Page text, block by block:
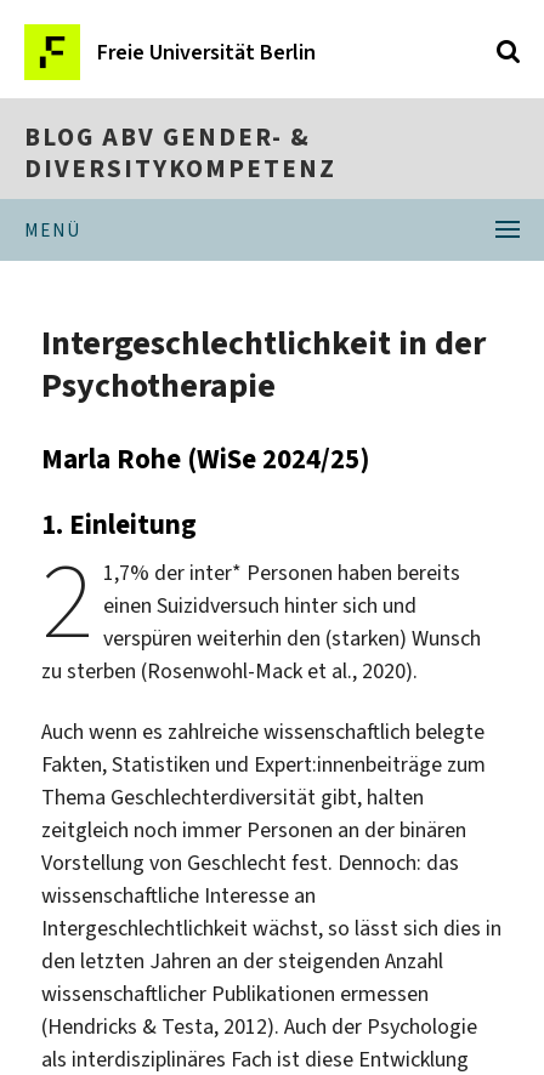
Freie Universität Berlin
BLOG ABV GENDER- &
DIVERSITYKOMPETENZ
MENÜ
Intergeschlechtlichkeit in der
Psychotherapie
Marla Rohe (WiSe 2024/25)
1. Einleitung
2 1,7% der inter* Personen haben bereits
einen Suizidversuch hinter sich und
verspüren weiterhin den (starken) Wunsch
zu sterben (Rosenwohl-Mack et al., 2020).
Auch wenn es zahlreiche wissenschaftlich belegte
Fakten, Statistiken und Expert:innenbeiträge zum
Thema Geschlechterdiversität gibt, halten
zeitgleich noch immer Personen an der binären
Vorstellung von Geschlecht fest. Dennoch: das
wissenschaftliche Interesse an
Intergeschlechtlichkeit wächst, so lässt sich dies in
den letzten Jahren an der steigenden Anzahl
wissenschaftlicher Publikationen ermessen
(Hendricks & Testa, 2012). Auch der Psychologie
als interdisziplinäres Fach ist diese Entwicklung